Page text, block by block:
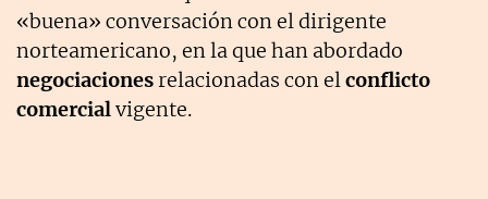
«buena» conversación con el dirigente
norteamericano, en la que han abordado
negociacionesrelacionadas con elconflicto
comercialvigente.